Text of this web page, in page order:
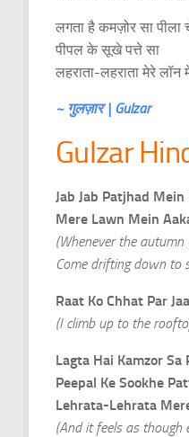
लगता है कमज़ोर सा पीला
पीपल के सूखे पत्ते सा
लहराता-लहराता मेरे
~ गुलज़ार | Gulzar
Gulzar
Jab Jab Patjhad
Mere Lawn Mein
(Whenever the
Come drifting down to
Raat Ko Chhat Par
(I climb up to the
Lagta Hai Kamzor Sa
Peepal Ke Sookhe
Lehrata-Lehrata
(And it feels as though